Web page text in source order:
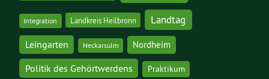
Integration Landkreis Heilbronn Landtag
Leingarten Neckarsulm Nordheim
Politik des Gehörtwerdens Praktikum